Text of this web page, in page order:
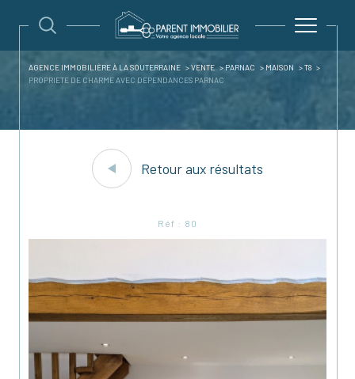
AGENCE IMMOBILIÈRE À LA SOUTERRAINE VENTE PARNAC MAISON
T8
PROPRIETE DE CHARME AVEC DEPENDANCES PARNAC
Retour aux résultats
Réf : 80